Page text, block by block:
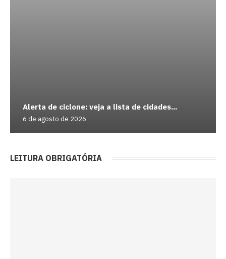
Alerta de ciclone: veja a lista de cidades...
6 de agosto de 2026
LEITURA OBRIGATÓRIA